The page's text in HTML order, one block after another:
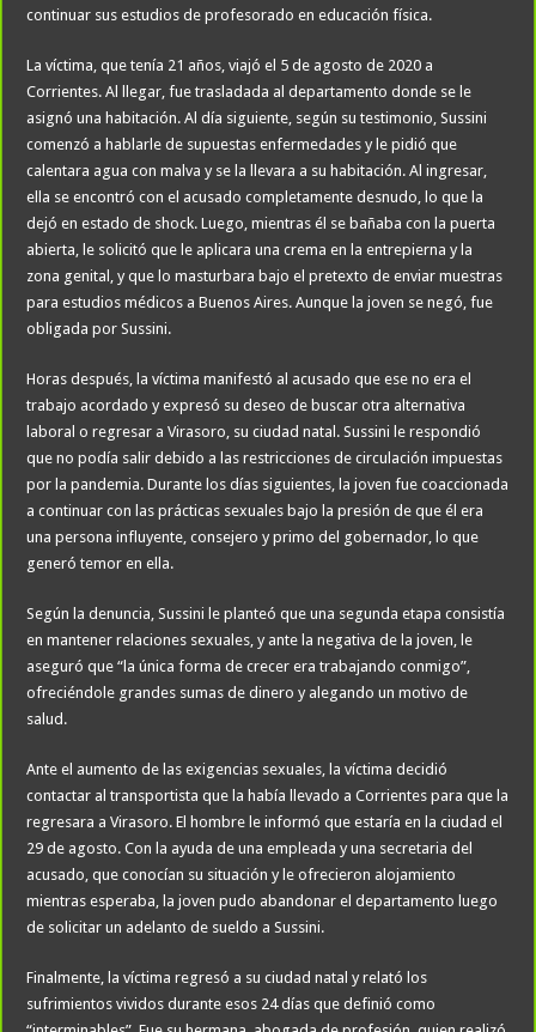
continuar sus estudios de profesorado en educación física.
La víctima, que tenía 21 años, viajó el 5 de agosto de 2020 a
Corrientes. Al llegar, fue trasladada al departamento donde se le
asignó una habitación. Al día siguiente, según su testimonio, Sussini
comenzó a hablarle de supuestas enfermedades y le pidió que
calentara agua con malva y se la llevara a su habitación. Al ingresar,
ella se encontró con el acusado completamente desnudo, lo que la
dejó en estado de shock. Luego, mientras él se bañaba con la puerta
abierta, le solicitó que le aplicara una crema en la entrepierna y la
zona genital, y que lo masturbara bajo el pretexto de enviar muestras
para estudios médicos a Buenos Aires. Aunque la joven se negó, fue
obligada por Sussini.
Horas después, la víctima manifestó al acusado que ese no era el
trabajo acordado y expresó su deseo de buscar otra alternativa
laboral o regresar a Virasoro, su ciudad natal. Sussini le respondió
que no podía salir debido a las restricciones de circulación impuestas
por la pandemia. Durante los días siguientes, la joven fue coaccionada
a continuar con las prácticas sexuales bajo la presión de que él era
una persona influyente, consejero y primo del gobernador, lo que
generó temor en ella.
Según la denuncia, Sussini le planteó que una segunda etapa consistía
en mantener relaciones sexuales, y ante la negativa de la joven, le
aseguró que “la única forma de crecer era trabajando conmigo”,
ofreciéndole grandes sumas de dinero y alegando un motivo de
salud.
Ante el aumento de las exigencias sexuales, la víctima decidió
contactar al transportista que la había llevado a Corrientes para que la
regresara a Virasoro. El hombre le informó que estaría en la ciudad el
29 de agosto. Con la ayuda de una empleada y una secretaria del
acusado, que conocían su situación y le ofrecieron alojamiento
mientras esperaba, la joven pudo abandonar el departamento luego
de solicitar un adelanto de sueldo a Sussini.
Finalmente, la víctima regresó a su ciudad natal y relató los
sufrimientos vividos durante esos 24 días que definió como